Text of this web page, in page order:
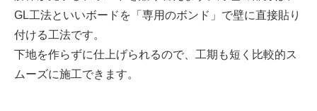
GL工法といいボードを「専用のボンド」で壁に直接貼り
付ける工法です。
下地を作らずに仕上げられるので、工期も短く比較的ス
ムーズに施工できます。